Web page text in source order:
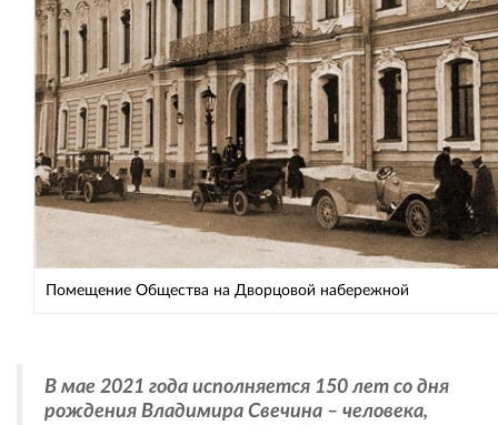
Помещение Общества на Дворцовой набережной
В мае 2021 года исполняется 150 лет со дня
рождения Владимира Свечина – человека,